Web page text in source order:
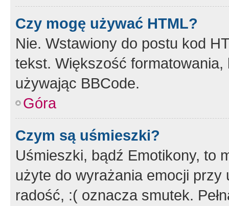
Czy mogę używać HTML?
Nie. Wstawiony do postu kod
tekst. Większość
używając BBCode.
Góra
Czym są uśmieszki?
Uśmieszki, bądź Emotikony, to
użyte do wyrażania emocji
radość, :( oznacza smutek.